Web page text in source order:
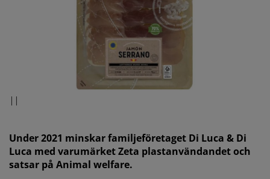
||
Under 2021 minskar familjeföretaget Di Luca & Di
Luca med varumärket Zeta plastanvändandet och
satsar på Animal welfare.